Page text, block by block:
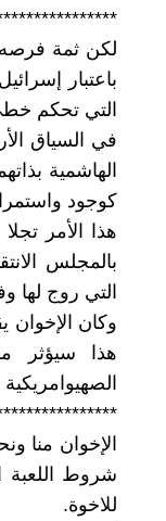
لكن ثمة فرصه
باعتبار
التي تحكم
في السياق
الهاشمية
كوجود
هذا الأمر
بالمجلس
التي روج
وكان الإخوان
هذا سيؤثر
الإخوان منا
شروط اللعبة
للاخوة.